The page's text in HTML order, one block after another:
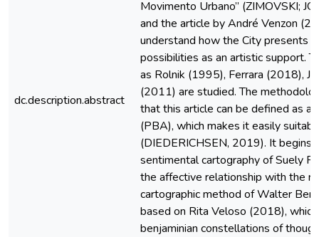
dc.description.abstract
Movimento Urbano” (ZIMOVSKI;
and the article by André Venzon
understand how the City presents
possibilities as an artistic support.
as Rolnik (1995), Ferrara (2018),
(2011) are studied. The
that this article can be defined as
(PBA), which makes it easily
(DIEDERICHSEN, 2019). It begins
sentimental cartography of Suely
the affective relationship with the
cartographic method of Walter
based on Rita Veloso (2018),
benjaminian constellations of